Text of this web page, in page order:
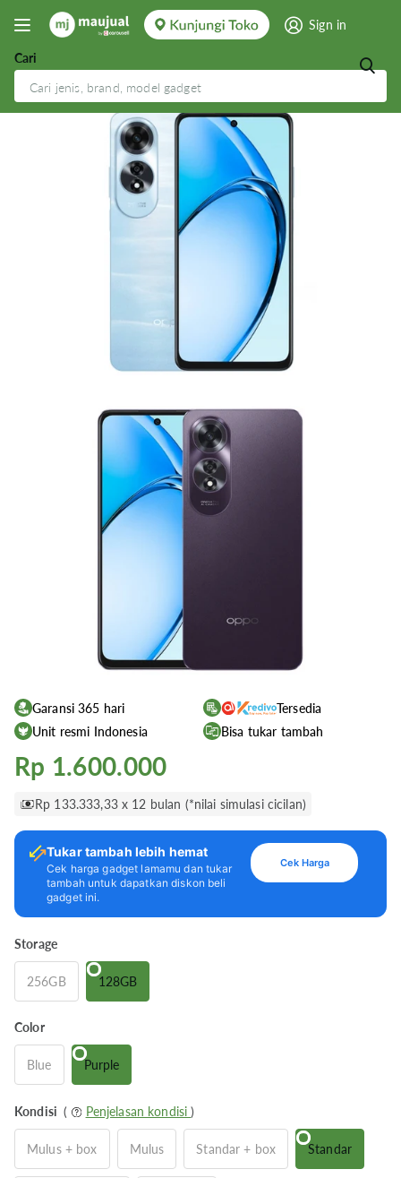
Cari
Sign in
Oppo A60
Garansi 365 hari
Tersedia
Unit resmi Indonesia
Bisa tukar tambah
Rp 1.600.000
Rp 133.333,33 x 12 bulan (*nilai simulasi cicilan)
Tukar tambah lebih hemat
Cek harga gadget lamamu dan tukar
tambah untuk dapatkan diskon beli
gadget ini.
Cek Harga
Storage
256GB 128GB
Color
Blue Purple
Kondisi ( Penjelasan kondisi)
Mulus + box Mulus Standar + box Standar